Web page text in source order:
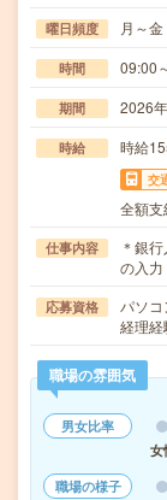
曜日頻度 月～
時間 09:00
期間 2026
時給 時給
交
全額支
仕事内容
＊銀
の入
応募資格
パソ
経理
職場の雰囲気
男女比率
女
職場の様子